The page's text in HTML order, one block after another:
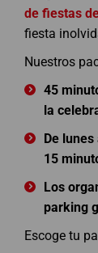
de fiestas
fiesta
Nuestros
45
la
De
15
Los
parking
Escoge tu